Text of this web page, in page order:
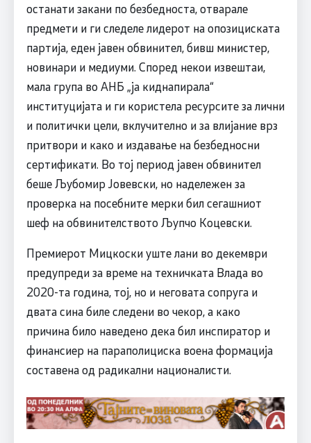
останати закани по безбедноста, отварале
предмети и ги следеле лидерот на опозициската
партија, еден јавен обвинител, бивш министер,
новинари и медиуми. Според некои извештаи,
мала група во АНБ „ја киднапирала“
институцијата и ги користела ресурсите за лични
и политички цели, вклучително и за влијание врз
притвори и како и издавање на безбедносни
сертификати. Во тој период јавен обвинител
беше Љубомир Јовевски, но надележен за
проверка на посебните мерки бил сегашниот
шеф на обвинителството Љупчо Коцевски.
Премиерот Мицкоски уште лани во декември
предупреди за време на техничката Влада во
2020-та година, тој, но и неговата сопруга и
двата сина биле следени во чекор, а како
причина било наведено дека бил инспиратор и
финансиер на параполициска воена формација
составена од радикални националисти.